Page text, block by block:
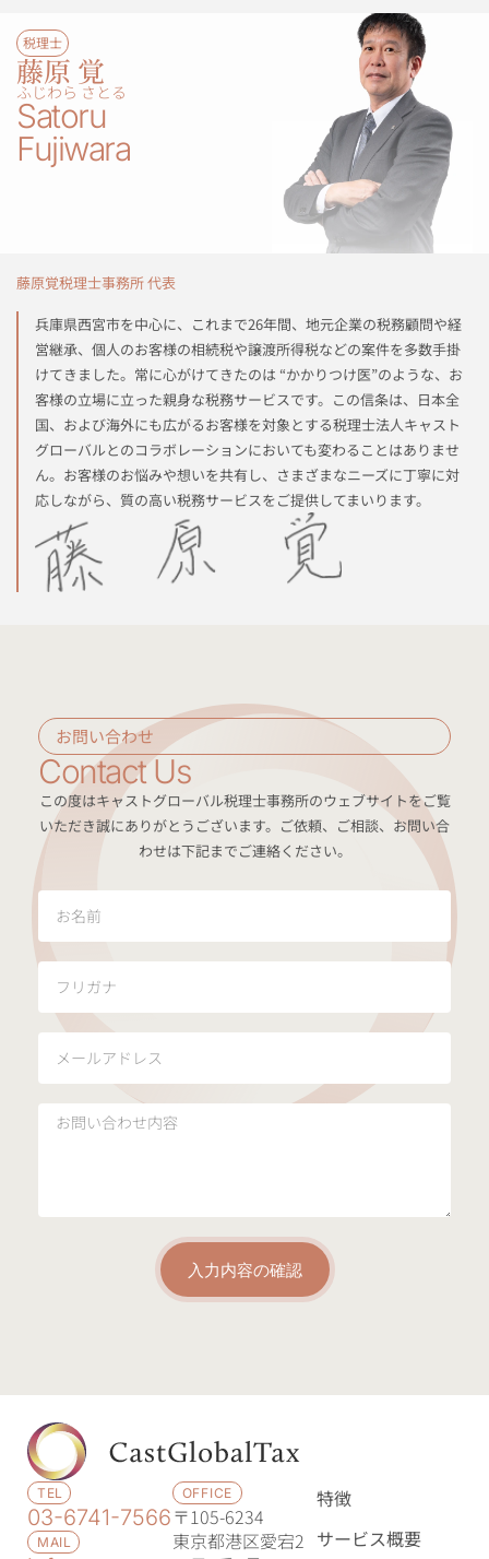
税理士
藤原 覚​​
ふじわら さとる​​
Satoru
Fujiwara​​
藤原覚税理士事務所 代表​​
兵庫県西宮市を中心に、これまで26年間、地元企業の税務顧問や経
営継承、個人のお客様の相続税や譲渡所得税などの案件を多数手掛
けてきました。常に心がけてきたのは “かかりつけ医”のような、お
客様の立場に立った親身な税務サービスです。この信条は、日本全
国、および海外にも広がるお客様を対象とする税理士法人キャスト
グローバルとのコラボレーションにおいても変わることはありませ
ん。お客様のお悩みや想いを共有し、さまざまなニーズに丁寧に対
応しながら、質の高い税務サービスをご提供してまいります。​​
お問い合わせ
Contact Us
この度はキャストグローバル税理士事務所のウェブサイトをご覧
いただき誠にありがとうございます。ご依頼、ご相談、お問い合
わせは下記までご連絡ください。
入力内容の確認
TEL
03-6741-7566
MAIL
OFFICE
〒105-6234
東京都港区愛宕2
特徴
サービス概要